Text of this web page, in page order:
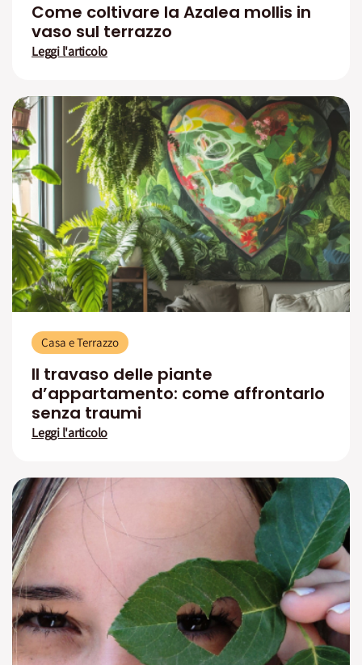
Come coltivare la Azalea mollis in
vaso sul terrazzo
Leggi l'articolo
Casa e Terrazzo
Il travaso delle piante
d’appartamento: come affrontarlo
senza traumi
Leggi l'articolo